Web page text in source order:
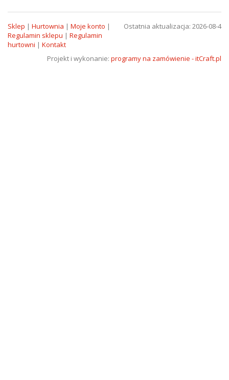
Ostatnia aktualizacja: 2026-08-4
Sklep | Hurtownia | Moje konto |
Regulamin sklepu | Regulamin
hurtowni | Kontakt
Projekt i wykonanie: programy na zamówienie - itCraft.pl